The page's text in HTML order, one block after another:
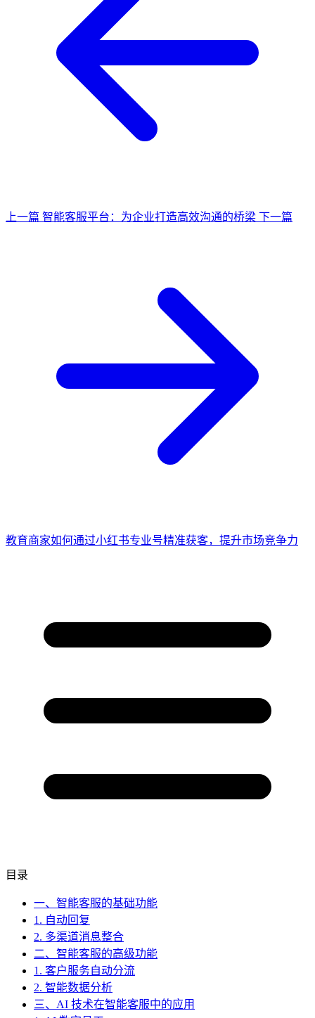
上一篇 智能客服平台：为企业打造高效沟通的桥梁 下一篇
教育商家如何通过小红书专业号精准获客，提升市场竞争力
目录
一、智能客服的基础功能
1. 自动回复
2. 多渠道消息整合
二、智能客服的高级功能
1. 客户服务自动分流
2. 智能数据分析
三、AI 技术在智能客服中的应用